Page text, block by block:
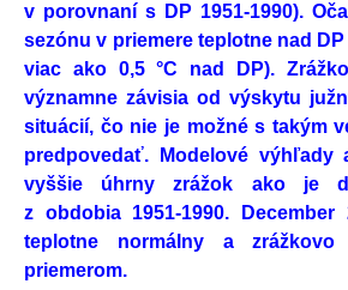
v porovnaní s DP 1951-1990).
sezónu v priemere teplotne nad
viac ako 0,5 °C nad DP).
významne závisia od výskytu
situácií, čo nie je možné s takým
predpovedať. Modelové výhľady
vyššie úhrny zrážok ako je
z obdobia 1951-1990.
teplotne normálny a zrážkovo
priemerom.